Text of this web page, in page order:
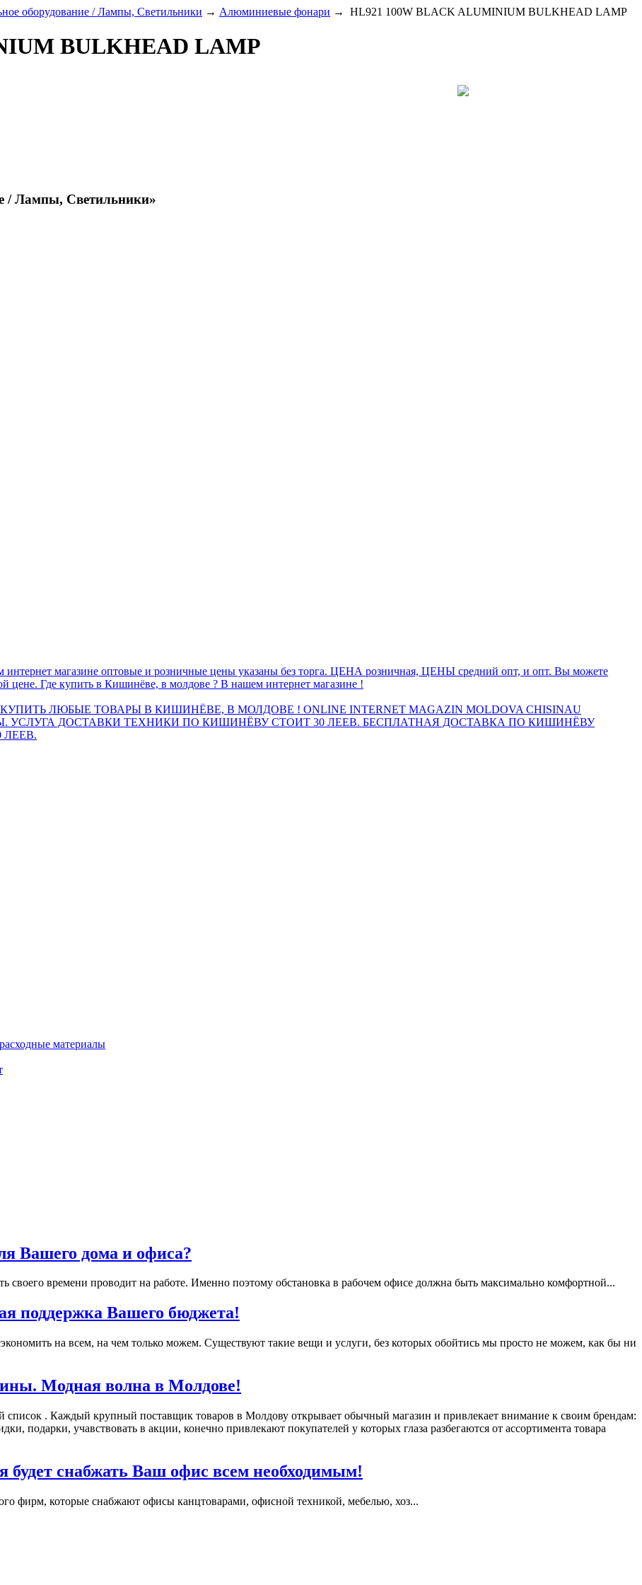
оборудование / Лампы, Светильники → Алюминиевые фонари → HL921 100W BLACK ALUMINIUM BULKHEAD LAMP
BULKHEAD LAMP
/ Лампы, Светильники»
магазине оптовые и розничные цены указаны без торга. ЦЕНА розничная, ЦЕНЫ средний опт, и опт. Вы можете
цене. Где купить в Кишинёве, в молдове ? В нашем интернет магазине !
ЛЮБЫЕ ТОВАРЫ В КИШИНЁВЕ, В МОЛДОВЕ ! ONLINE INTERNET MAGAZIN MOLDOVA CHISINAU
ДОСТАВКИ ТЕХНИКИ ПО КИШИНЁВУ СТОИТ 30 ЛЕЕВ. БЕСПЛАТНАЯ ДОСТАВКА ПО КИШИНЁВУ
ЛЕЕВ.
материалы
Вашего дома и офиса?
своего времени проводит на работе. Именно поэтому обстановка в рабочем офисе должна быть максимально комфортной...
поддержка Вашего бюджета!
на всем, на чем только можем. Существуют такие вещи и услуги, без которых обойтись мы просто не можем, как бы ни
Модная волна в Молдове!
список . Каждый крупный поставщик товаров в Молдову открывает обычный магазин и привлекает внимание к своим брендам:
подарки, учавствовать в акции, конечно привлекают покупателей у которых глаза разбегаются от ассортимента товара
снабжать Ваш офис всем необходимым!
фирм, которые снабжают офисы канцтоварами, офисной техникой, мебелью, хоз...